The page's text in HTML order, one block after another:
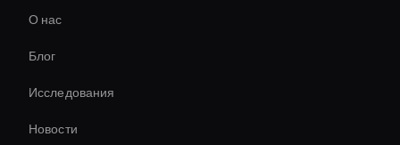
Meeting Avatar
Изменитель скорости видео с искусственным
О нас
Блог
Исследования
Новости